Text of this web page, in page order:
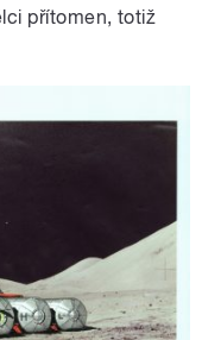
přítomen, totiž